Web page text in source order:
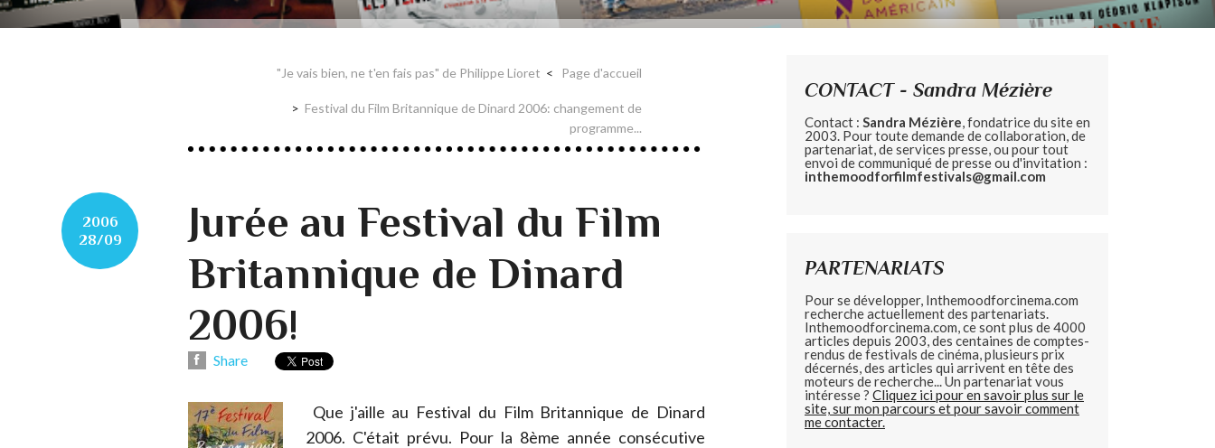
"Je vais bien, ne t'en fais pas" de Philippe Lioret Page d'accueil
Festival du Film Britannique de Dinard 2006: changement de
programme...
2006
28/09
Jurée au Festival du Film
Britannique de Dinard
2006!
Share
Que j'aille au Festival du Film Britannique de Dinard
2006. C'était prévu. Pour la 8ème année consécutive
CONTACT - Sandra Mézière
Contact : Sandra Mézière, fondatrice du site en
2003. Pour toute demande de collaboration, de
partenariat, de services presse, ou pour tout
envoi de communiqué de presse ou d'invitation :
inthemoodforfilmfestivals@gmail.com
PARTENARIATS
Pour se développer, Inthemoodforcinema.com
recherche actuellement des partenariats.
Inthemoodforcinema.com, ce sont plus de 4000
articles depuis 2003, des centaines de comptes-
rendus de festivals de cinéma, plusieurs prix
décernés, des articles qui arrivent en tête des
moteurs de recherche... Un partenariat vous
intéresse ? Cliquez ici pour en savoir plus sur le
site, sur mon parcours et pour savoir comment
me contacter.